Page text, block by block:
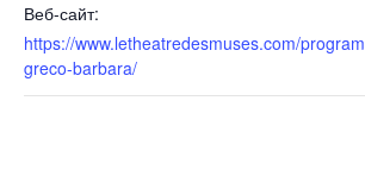
Веб-сайт:
https://www.letheatredesmuses.com/
greco-barbara/